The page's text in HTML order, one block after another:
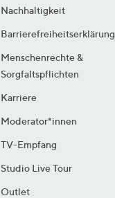
Nachhaltigkeit
Barrierefreiheitserklärung
Menschenrechte &
Sorgfaltspflichten
Karriere
Moderator*innen
TV-Empfang
Studio Live Tour
Outlet